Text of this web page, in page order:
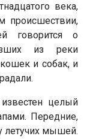
века,
происшествии,
говорится о
из реки
и собак, и
целый
Передние,
летучих мышей.